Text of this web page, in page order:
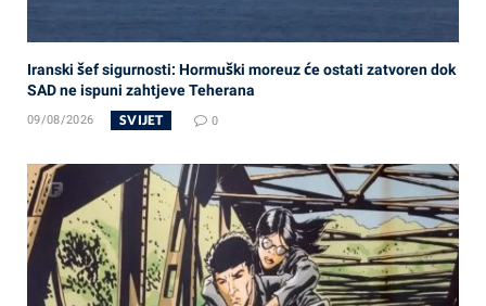
Iranski šef sigurnosti: Hormuški moreuz će ostati zatvoren dok
SAD ne ispuni zahtjeve Teherana
09/08/2026 SVIJET 0